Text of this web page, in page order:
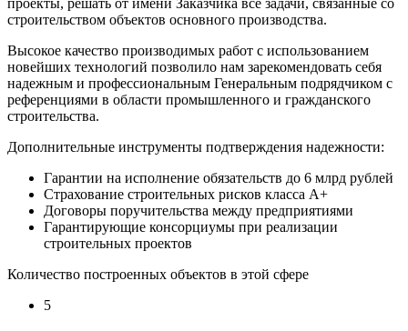
строительством объектов основного производства.
Высокое качество производимых работ с использованием
новейших технологий позволило нам зарекомендовать себя
надежным и профессиональным Генеральным подрядчиком с
референциями в области промышленного и гражданского
строительства.
Дополнительные инструменты подтверждения надежности:
Гарантии на исполнение обязательств до 6 млрд рублей
Страхование строительных рисков класса А+
Договоры поручительства между предприятиями
Гарантирующие консорциумы при реализации
строительных проектов
Количество построенных объектов в этой сфере
5